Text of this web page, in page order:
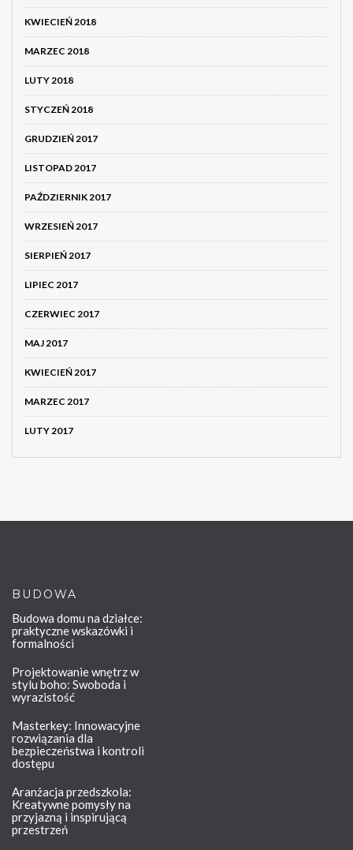
KWIECIEŃ 2018
MARZEC 2018
LUTY 2018
STYCZEŃ 2018
GRUDZIEŃ 2017
LISTOPAD 2017
PAŹDZIERNIK 2017
WRZESIEŃ 2017
SIERPIEŃ 2017
LIPIEC 2017
CZERWIEC 2017
MAJ 2017
KWIECIEŃ 2017
MARZEC 2017
LUTY 2017
BUDOWA
Budowa domu na działce:
praktyczne wskazówki i
formalności
Projektowanie wnętrz w
stylu boho: Swoboda i
wyrazistość
Masterkey: Innowacyjne
rozwiązania dla
bezpieczeństwa i kontroli
dostępu
Aranżacja przedszkola:
Kreatywne pomysły na
przyjazną i inspirującą
przestrzeń